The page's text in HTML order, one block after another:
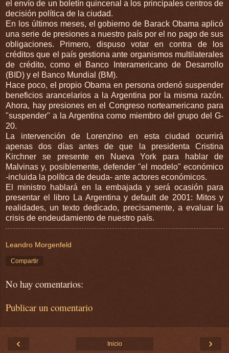
el envío de un boletín quincenal a los principales centros de
decisión política de la ciudad.
En los últimos meses, el gobierno de Barack Obama aplicó
una serie de presiones a nuestro país por el no pago de sus
obligaciones. Primero, dispuso votar en contra de los
créditos que el país gestiona ante organismos multilaterales
de crédito, como el Banco Interamericano de Desarrollo
(BID) y el Banco Mundial (BM).
Hace poco, el propio Obama en persona ordenó suspender
beneficios arancelarios a la Argentina por la misma razón.
Ahora, hay presiones en el Congreso norteamericano para
"suspender" a la Argentina como miembro del grupo del G-
20.
La intervención de Lorenzino en esta ciudad ocurrirá
apenas dos días antes de que la presidenta Cristina
Kirchner se presente en Nueva York para hablar de
Malvinas y, posiblemente, defender "el modelo" económico
-incluida la política de deuda- ante actores económicos.
El ministro hablará en la embajada y será ocasión para
presentar el libro La Argentina y default de 2001: Mitos y
realidades, un texto dedicado, precisamente, a evaluar la
crisis de endeudamiento de nuestro país.
Leandro Morgenfeld
Compartir
No hay comentarios:
Publicar un comentario
‹ ›
Inicio